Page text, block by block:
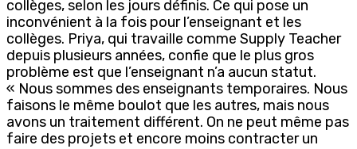
collèges, selon les jours définis. Ce qui pose un
inconvénient à la fois pour l’enseignant et les
collèges. Priya, qui travaille comme Supply Teacher
depuis plusieurs années, confie que le plus gros
problème est que l’enseignant n’a aucun statut.
« Nous sommes des enseignants temporaires. Nous
faisons le même boulot que les autres, mais nous
avons un traitement différent. On ne peut même pas
faire des projets et encore moins contracter un